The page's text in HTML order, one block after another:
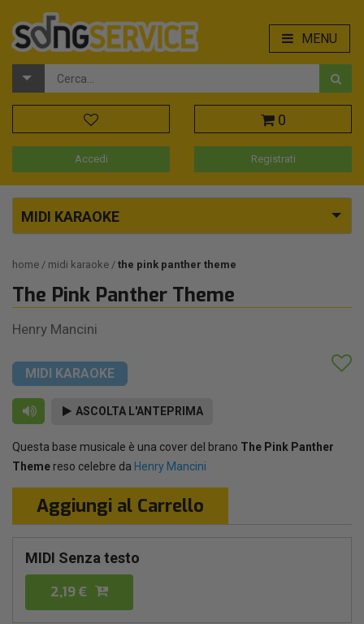
MENU
0
Accedi Registrati
MIDI KARAOKE
home midi karaoke the pink panther theme
The Pink Panther Theme
Henry Mancini
MIDI KARAOKE
ASCOLTA L'ANTEPRIMA
Questa base musicale è una cover del brano The Pink Panther
Theme reso celebre da Henry Mancini
Aggiungi al Carrello
MIDI Senza testo
2,19 €